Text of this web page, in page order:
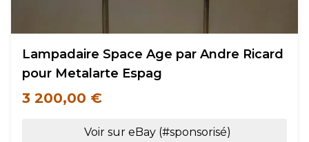
Lampadaire Space Age par Andre Ricard
pour Metalarte Espag
3 200,00 €
Voir sur eBay (#sponsorisé)